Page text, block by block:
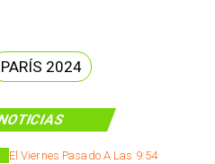
El Viernes Pasado A Las 9:54
PARÍS 2024